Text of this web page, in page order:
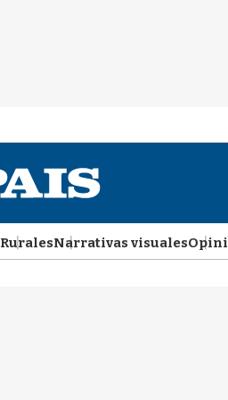
RuralesNarrativas visuales